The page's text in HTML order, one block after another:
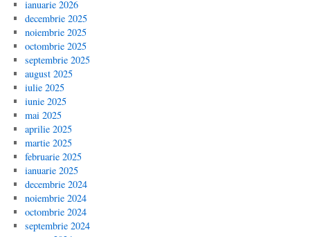
ianuarie 2026
decembrie 2025
noiembrie 2025
octombrie 2025
septembrie 2025
august 2025
iulie 2025
iunie 2025
mai 2025
aprilie 2025
martie 2025
februarie 2025
ianuarie 2025
decembrie 2024
noiembrie 2024
octombrie 2024
septembrie 2024